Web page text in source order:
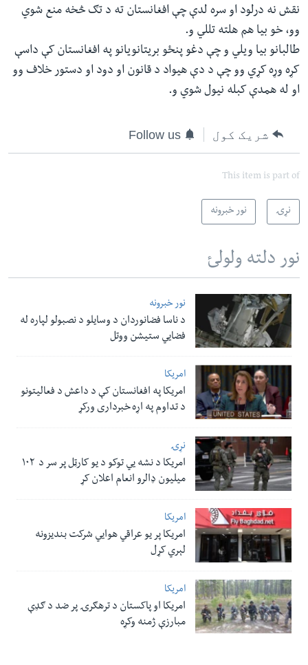
نقش نه درلود او سره لدې چې افغانستان ته د تګ څخه منع شوي
وو، خو بیا هم هلته تللي و.
طالبانو بیا ویلي و چې دغو پنځو بریتانویانو په افغانستان کې داسې
کړه وړه کړي وو چې د دې هیواد د قانون او دود او دستور خلاف وو
او له همدې کبله نیول شوي و.
شریک کول Follow us
This item is part of
نړۍ نور خبرونه
نور دلته ولولئ
نور خبرونه
د ناسا فضانوردان د وسایلو د نصبولو لپاره له
فضایي ستیشن ووتل
امریکا
امریکا په افغانستان کې د داعش د فعالیتونو
د تداوم په اړه خبرداری ورکړ
نړۍ
امریکا د نشه یي توکو د یو کارټل پر سر د ۱۰۲
میلیون ډالرو انعام اعلان کړ
امریکا
امریکا پر یو عراقي هوایي شرکت بندیزونه
لېري کړل
امریکا
امریکا او پاکستان د ترهګرۍ پر ضد د ګډې
مبارزې ژمنه وکړه